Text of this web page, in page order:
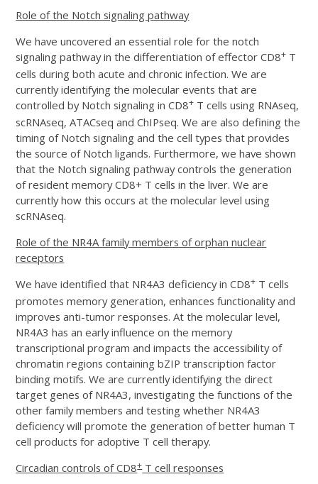
Role of the Notch signaling pathway
We have uncovered an essential role for the notch
signaling pathway in the differentiation of effector CD8+ T
cells during both acute and chronic infection. We are
currently identifying the molecular events that are
controlled by Notch signaling in CD8+ T cells using RNAseq,
scRNAseq, ATACseq and ChIPseq. We are also defining the
timing of Notch signaling and the cell types that provides
the source of Notch ligands. Furthermore, we have shown
that the Notch signaling pathway controls the generation
of resident memory CD8+ T cells in the liver. We are
currently how this occurs at the molecular level using
scRNAseq.
Role of the NR4A family members of orphan nuclear
receptors
We have identified that NR4A3 deficiency in CD8+ T cells
promotes memory generation, enhances functionality and
improves anti-tumor responses. At the molecular level,
NR4A3 has an early influence on the memory
transcriptional program and impacts the accessibility of
chromatin regions containing bZIP transcription factor
binding motifs. We are currently identifying the direct
target genes of NR4A3, investigating the functions of the
other family members and testing whether NR4A3
deficiency will promote the generation of better human T
cell products for adoptive T cell therapy.
Circadian controls of CD8+T cell responses